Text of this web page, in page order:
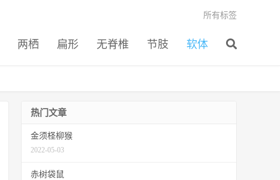
两栖 扁形 无脊椎 节肢 软体
所有标签
热门文章
金须柽柳猴
2022-05-03
赤树袋鼠